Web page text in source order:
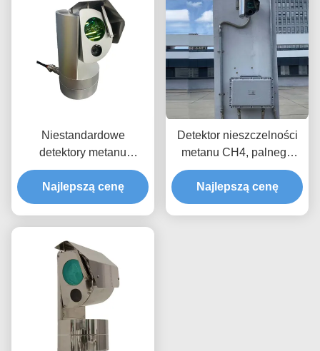
Niestandardowe
detektory metanu
mieszkalnego typu
TDLAS
Najlepszą cenę
Detektor nieszczelności
metanu CH4, palnego
gazu, tester do stacji
benzynowych,
pyłoszczelny
Najlepszą cenę